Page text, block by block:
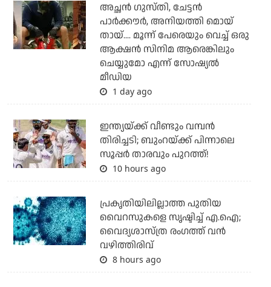
അച്ഛന്‍ ഗുസ്തി, ചേട്ടന്‍
പാര്‍ക്കൗര്‍, അനിയത്തി മൊയ്
തായ്.... മൂന്ന് പേരെയും വെച്ച് ഒരു
ആക്ഷന്‍ സിനിമ ആരെങ്കിലും
ചെയ്യുമോ എന്ന് സോഷ്യല്‍
മീഡിയ
1 day ago
ഇന്ത്യയ്ക്ക് വീണ്ടും വമ്പന്‍
തിരിച്ചടി; ബുംറയ്ക്ക് പിന്നാലെ
സൂപ്പര്‍ താരവും പുറത്ത്!
10 hours ago
പ്രകൃതിയിലില്ലാത്ത പുതിയ
വൈറസുകളെ സൃഷ്ടിച്ച് എ.ഐ;
വൈദ്യശാസ്ത്ര രംഗത്ത് വന്‍
വഴിത്തിരിവ്
8 hours ago